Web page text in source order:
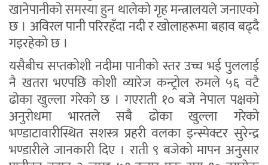
खानेपानीको समस्या हुन थालेको गृह मन्त्रालयले जनाएको
छ । अविरल पानी परिरहँदा नदी र खोलाहरूमा बहाव बढ्दै
गइरहेको छ ।
यसैबीच सप्तकोशी नदीमा पानीको स्तर उच्च भई पुललाई
नै खतरा भएपछि कोशी व्यारेज कन्ट्रोल रुमले ५६ वटै
ढोका खुल्ला गरेको छ । गएराती १० बजे नेपाल पक्षको
अनुरोधमा भारतले सबै ढोका खुल्ला गरेको
भण्डाटावारीस्थित सशस्त्र प्रहरी वलका इन्स्पेक्टर सुरेन्द्र
भण्डारीले जानकारी दिए । राती ९ बजेको मापन अनुसार